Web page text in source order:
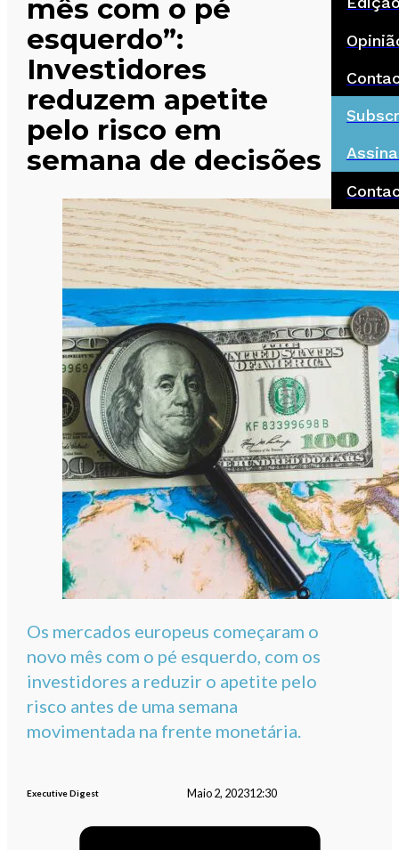
mês com o pé
esquerdo”:
Investidores
reduzem apetite
pelo risco em
semana de decisões
Os mercados europeus começaram o
novo mês com o pé esquerdo, com os
investidores a reduzir o apetite pelo
risco antes de uma semana
movimentada na frente monetária.
Executive Digest Maio 2, 202312:30